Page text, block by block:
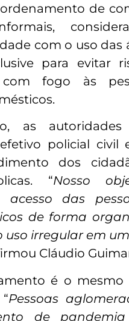
de
com o uso das
para evitar
com fogo às
as autoridades
policial civil
dos
“Nosso
das
de forma
uso irregular em
Cláudio
é o mesmo
Pessoas
de